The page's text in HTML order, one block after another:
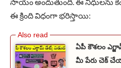
ఈ క్రింది విధంగా భరిస్తాయి:
ఏపీ కౌశలం
మీ పేరు చెక్